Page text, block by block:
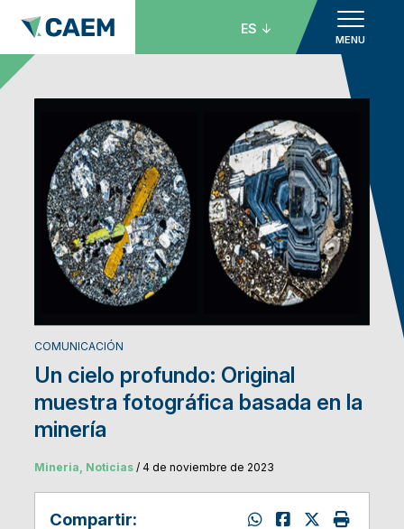
MENU
ES
COMUNICACIÓN
Un cielo profundo: Original
muestra fotográfica basada en la
minería
Mineria, Noticias/ 4 de noviembre de 2023
Compartir: